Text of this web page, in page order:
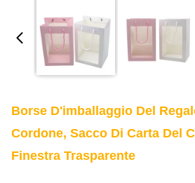
Borse D'imballaggio Del
Cordone, Sacco Di Carta Del
Finestra Trasparente